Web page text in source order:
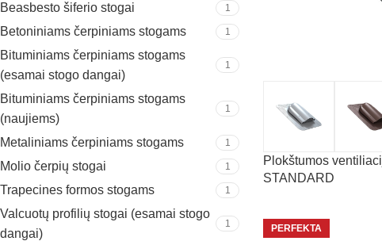
Beasbesto šiferio stogai 1
Betoniniams čerpiniams stogams 1
Bituminiams čerpiniams stogams
(esamai stogo dangai)
1
Bituminiams čerpiniams stogams
(naujiems)
1
Metaliniams čerpiniams stogams 1
Molio čerpių stogai 1
Trapecines formos stogams 1
Valcuotų profilių stogai (esamai stogo
dangai)
1
Plokštumos
STANDARD
PERFEKTA